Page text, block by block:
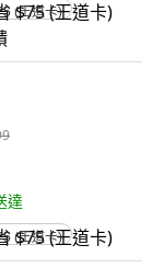
(王道卡)
達
(王道卡)